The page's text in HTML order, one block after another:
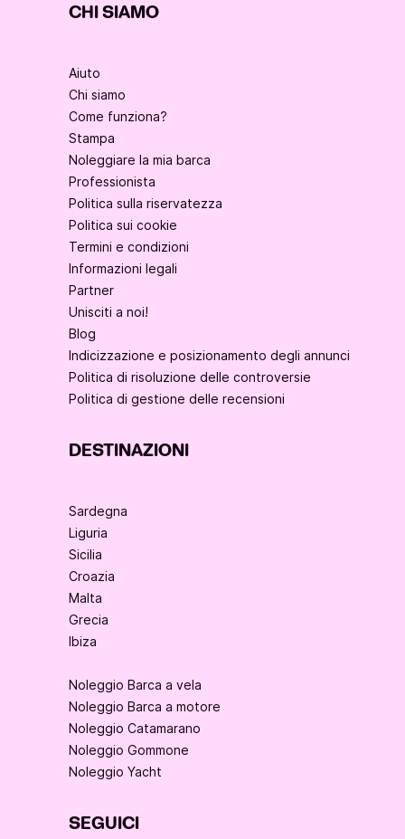
CHI SIAMO
Aiuto
Chi siamo
Come funziona?
Stampa
Noleggiare la mia barca
Professionista
Politica sulla riservatezza
Politica sui cookie
Termini e condizioni
Informazioni legali
Partner
Unisciti a noi!
Blog
Indicizzazione e posizionamento degli annunci
Politica di risoluzione delle controversie
Politica di gestione delle recensioni
DESTINAZIONI
Sardegna
Liguria
Sicilia
Croazia
Malta
Grecia
Ibiza
Noleggio Barca a vela
Noleggio Barca a motore
Noleggio Catamarano
Noleggio Gommone
Noleggio Yacht
SEGUICI